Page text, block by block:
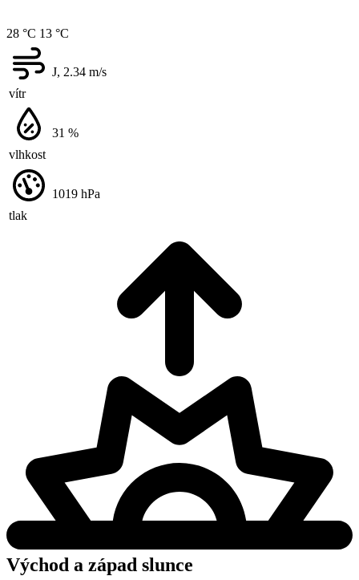
28 °C 13 °C
vítr
J, 2.34 m/s
vlhkost
31 %
tlak
1019 hPa
Východ a západ slunce